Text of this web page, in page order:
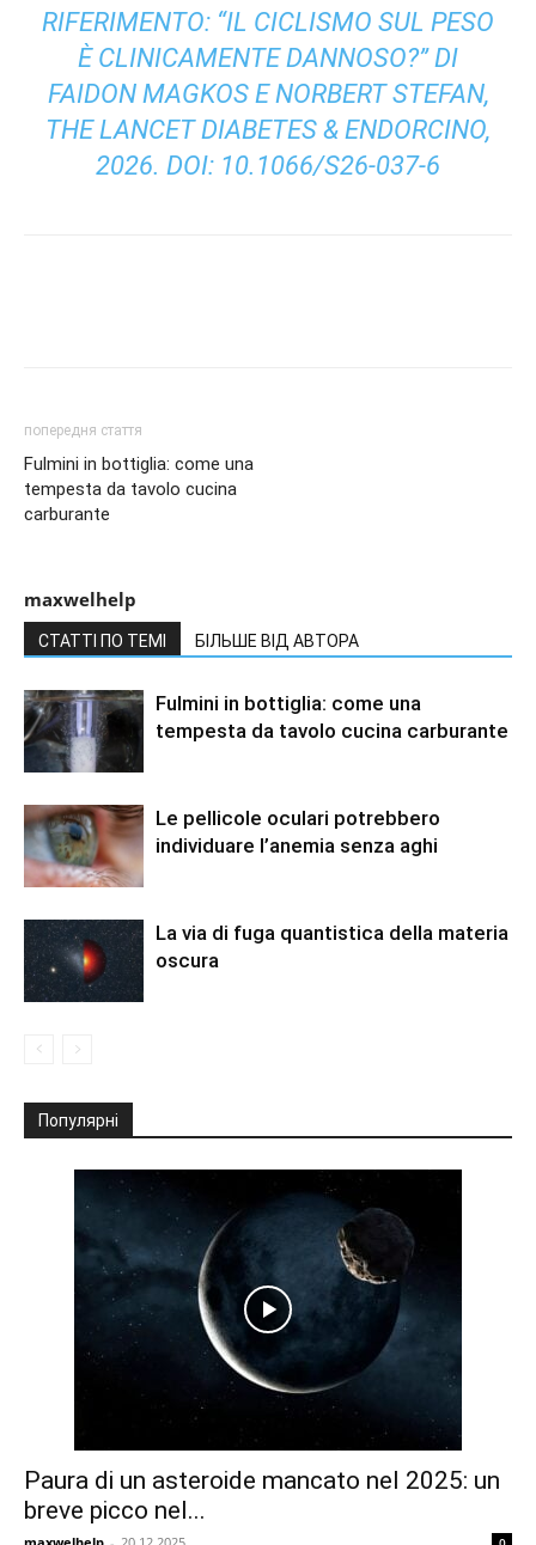
RIFERIMENTO: “IL CICLISMO SUL PESO
È CLINICAMENTE DANNOSO?” DI
FAIDON MAGKOS E NORBERT STEFAN,
THE LANCET DIABETES & ENDORCINO,
2026. DOI: 10.1066/S26-037-6
попередня стаття
Fulmini in bottiglia: come una
tempesta da tavolo cucina
carburante
maxwelhelp
СТАТТІ ПО ТЕМІ БІЛЬШЕ ВІД АВТОРА
Fulmini in bottiglia: come una
tempesta da tavolo cucina carburante
Le pellicole oculari potrebbero
individuare l’anemia senza aghi
La via di fuga quantistica della materia
oscura
Популярні
Paura di un asteroide mancato nel 2025: un
breve picco nel...